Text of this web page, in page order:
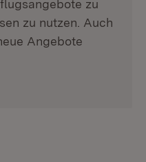
zu
zu nutzen. Auch
Angebote